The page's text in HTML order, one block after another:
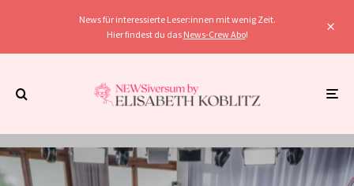
News für interessierte Leser:innen mit wenig Zeit.
Hier findest du das News-Crew Abo!